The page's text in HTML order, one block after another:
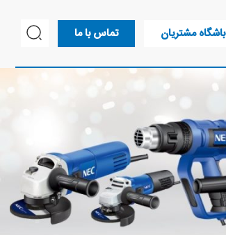
باشگاه مشتریان تماس با ما